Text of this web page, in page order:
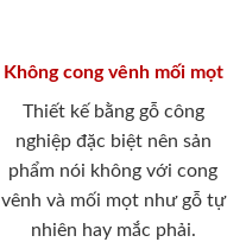
Không cong vênh mối mọt
Thiết kế bằng gỗ công
nghiệp đặc biệt nên sản
phẩm nói không với cong
vênh và mối mọt như gỗ tự
nhiên hay mắc phải.